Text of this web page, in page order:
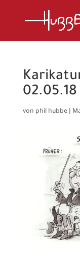
02.05.18
von phil hubbe|